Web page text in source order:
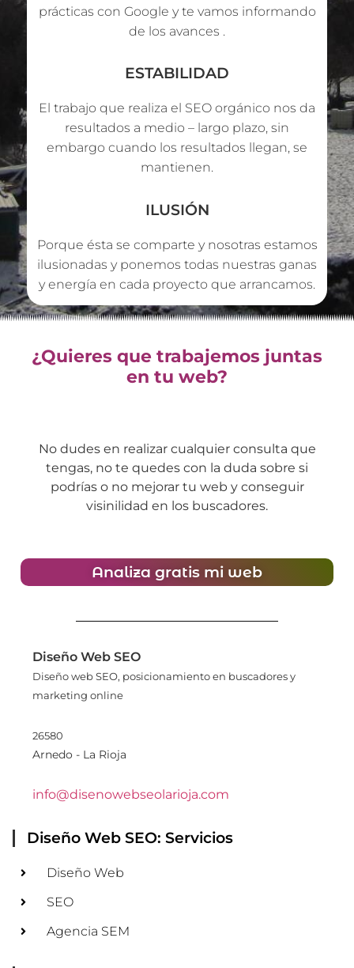
prácticas con Google y te vamos informando
de los avances .
ESTABILIDAD
El trabajo que realiza el SEO orgánico nos da
resultados a medio – largo plazo, sin
embargo cuando los resultados llegan, se
mantienen.
ILUSIÓN
Porque ésta se comparte y nosotras estamos
ilusionadas y ponemos todas nuestras ganas
y energía en cada proyecto que arrancamos.
¿Quieres que trabajemos juntas
en tu web?
No dudes en realizar cualquier consulta que
tengas, no te quedes con la duda sobre si
podrías o no mejorar tu web y conseguir
visinilidad en los buscadores.
Analiza gratis mi web
Diseño Web SEO
Diseño web SEO, posicionamiento en buscadores y
marketing online
26580
Arnedo - La Rioja
info@disenowebseolarioja.com
Diseño Web SEO: Servicios
Diseño Web
SEO
Agencia SEM